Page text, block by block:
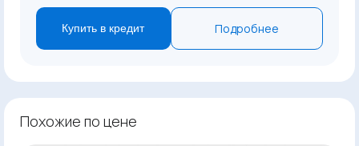
Купить в кредит Подробнее
Похожие по цене